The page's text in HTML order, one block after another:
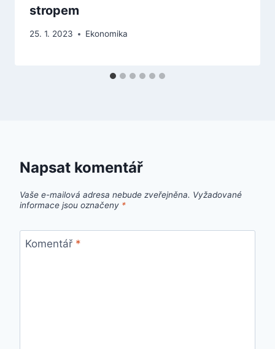
stropem
25. 1. 2023 Ekonomika
Napsat komentář
Vaše e-mailová adresa nebude zveřejněna. Vyžadované
informace jsou označeny *
Komentář *